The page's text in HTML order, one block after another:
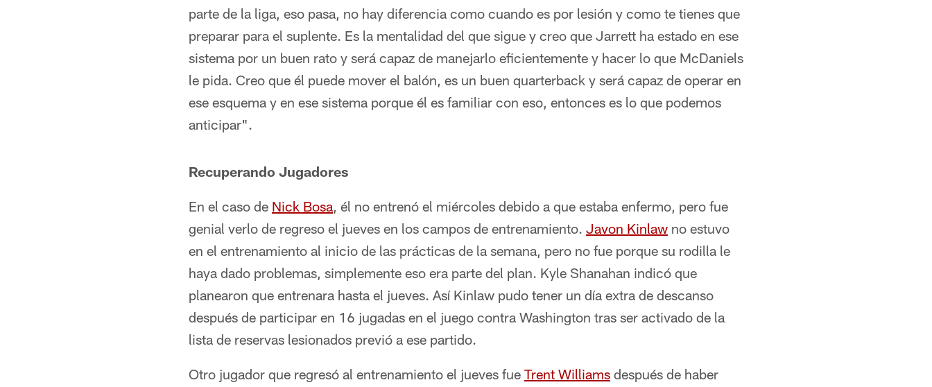
parte de la liga, eso pasa, no hay diferencia como cuando es por lesión y como te tienes que
preparar para el suplente. Es la mentalidad del que sigue y creo que Jarrett ha estado en ese
sistema por un buen rato y será capaz de manejarlo eficientemente y hacer lo que McDaniels
le pida. Creo que él puede mover el balón, es un buen quarterback y será capaz de operar en
ese esquema y en ese sistema porque él es familiar con eso, entonces es lo que podemos
anticipar".
Recuperando Jugadores
En el caso de Nick Bosa, él no entrenó el miércoles debido a que estaba enfermo, pero fue
genial verlo de regreso el jueves en los campos de entrenamiento. Javon Kinlaw no estuvo
en el entrenamiento al inicio de las prácticas de la semana, pero no fue porque su rodilla le
haya dado problemas, simplemente eso era parte del plan. Kyle Shanahan indicó que
planearon que entrenara hasta el jueves. Así Kinlaw pudo tener un día extra de descanso
después de participar en 16 jugadas en el juego contra Washington tras ser activado de la
lista de reservas lesionados previó a ese partido.
Otro jugador que regresó al entrenamiento el jueves fue Trent Williams después de haber